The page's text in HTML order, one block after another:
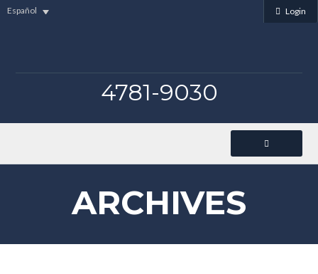
Español Login
4781-9030
ARCHIVES